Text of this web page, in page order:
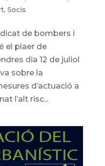
, Socis
de bombers i
el plaer de
dia 12 de juliol
sobre la
d’actuació a
l’alt risc...